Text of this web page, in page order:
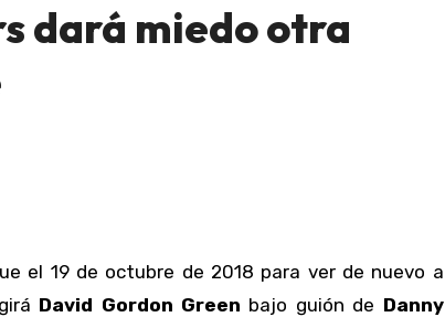
dará miedo otra
el 19 de octubre de 2018 para ver de nuevo a
David Gordon Green bajo guión de Danny